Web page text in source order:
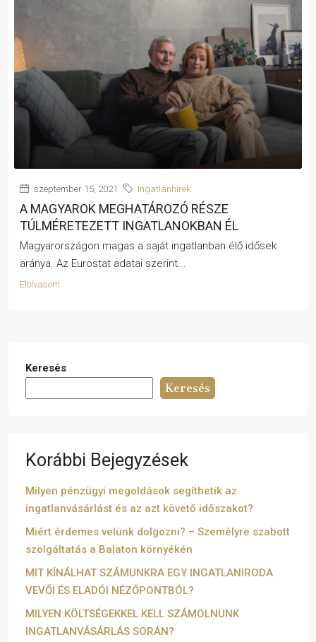
szeptember 15, 2021 Ingatlanhírek
A MAGYAROK MEGHATÁROZÓ RÉSZE
TÚLMÉRETEZETT INGATLANOKBAN ÉL
Magyarországon magas a saját ingatlanban élő idősek
aránya. Az Eurostat adatai szerint...
Elolvasom
Keresés
Keresés
Korábbi Bejegyzések
Milyen pénzügyi megoldások segíthetik az
ingatlanvásárlást és az azt követő időszakot?
Miért érdemes velünk dolgozni? – Személyre szabott
szolgáltatás a Balaton környékén
MIT KÍNÁLHAT SZÁMUNKRA EGY INGATLANIRODA
VEVŐI ÉS ELADÓI NÉZŐPONTBÓL?
MILYEN KÖLTSÉGEKKEL KELL SZÁMOLNUNK
INGATLANVÁSÁRLÁS SORÁN?